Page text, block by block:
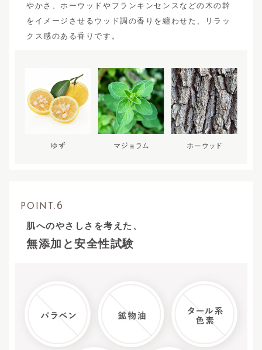
やかさ、ホーウッドやフランキンセンスなどの木の幹
をイメージさせるウッド調の香りを纏わせた、リラッ
クス感のある香りです。
POINT. 6
肌へのやさしさを考えた、
無添加と安全性試験